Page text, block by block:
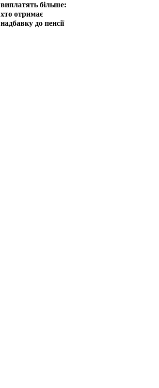
виплатять більше:
хто отримає
надбавку до пенсії